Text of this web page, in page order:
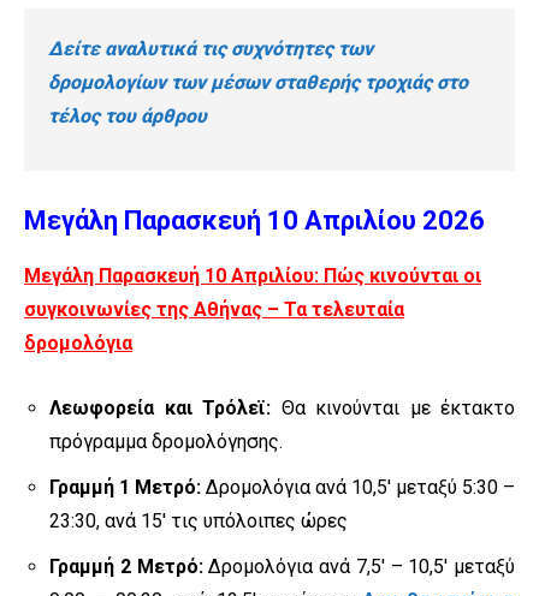
Δείτε αναλυτικά τις συχνότητες των
δρομολογίων των μέσων σταθερής τροχιάς στο
τέλος του άρθρου
Μεγάλη Παρασκευή 10 Απριλίου 2026
Μεγάλη Παρασκευή 10 Απριλίου: Πώς κινούνται οι
συγκοινωνίες της Αθήνας – Τα τελευταία
δρομολόγια
Λεωφορεία και Τρόλεϊ: Θα κινούνται με έκτακτο
πρόγραμμα δρομολόγησης.
Γραμμή 1 Μετρό: Δρομολόγια ανά 10,5′ μεταξύ 5:30 –
23:30, ανά 15′ τις υπόλοιπες ώρες
Γραμμή 2 Μετρό:Δρομολόγια ανά 7,5′ – 10,5′ μεταξύ